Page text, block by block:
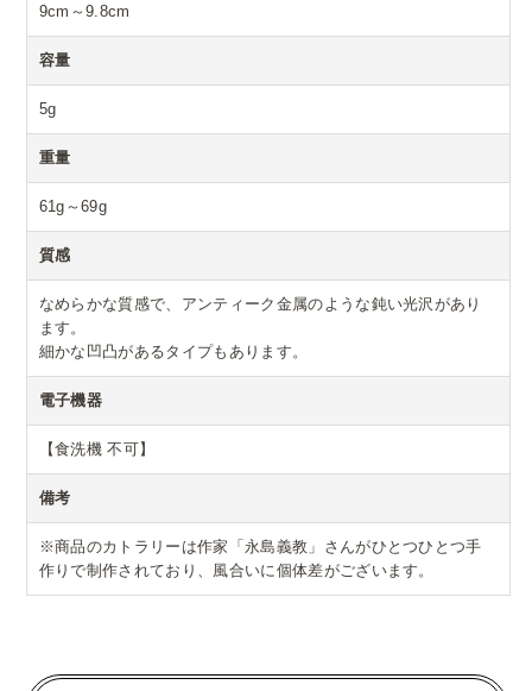
9cm～9.8cm
容量
5g
重量
61g～69g
質感
なめらかな質感で、アンティーク金属のような鈍い光沢があり
ます。
細かな凹凸があるタイプもあります。
電子機器
【食洗機 不可】
備考
※商品のカトラリーは作家「永島義教」さんがひとつひとつ手
作りで制作されており、風合いに個体差がございます。